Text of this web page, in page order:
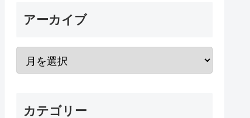
アーカイブ
カテゴリー